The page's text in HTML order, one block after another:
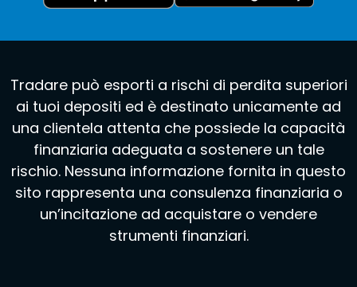
Tradare può esporti a rischi di perdita superiori
ai tuoi depositi ed è destinato unicamente ad
una clientela attenta che possiede la capacità
finanziaria adeguata a sostenere un tale
rischio. Nessuna informazione fornita in questo
sito rappresenta una consulenza finanziaria o
un’incitazione ad acquistare o vendere
strumenti finanziari.